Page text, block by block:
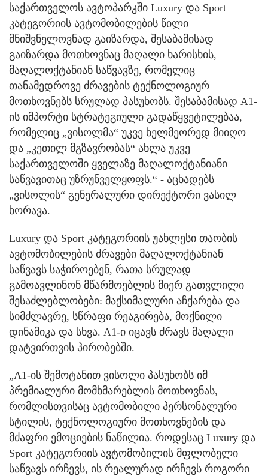
საქართველოს ავტოპარკში Luxury და Sport
კატეგორიის ავტომობილების წილი
მნიშვნელოვნად გაიზარდა, შესაბამისად
გაიზარდა მოთხოვნაც მაღალი ხარისხის,
მაღალოქტანიან საწვავზე, რომელიც
თანამედროვე ძრავების ტექნოლოგიურ
მოთხოვნებს სრულად პასუხობს. შესაბამისად A1-
ის იმპორტი სტრატეგიული გადაწყვეტილებაა,
რომელიც „ვისოლმა“ უკვე ხელმეორედ მიიღო
და „კეთილ მგზავრობას“ ახლა უკვე
საქართველოში ყველაზე მაღალოქტანიანი
საწვავითაც უზრუნველყოფს.“ - აცხადებს
„ვისოლის“ გენერალური დირექტორი ვასილ
ხორავა.
Luxury და Sport კატეგორიის უახლესი თაობის
ავტომობილების ძრავები მაღალოქტანიან
საწვავს საჭიროებენ, რათა სრულად
გამოავლინონ მწარმოებლის მიერ გათვლილი
შესაძლებლობები: მაქსიმალური აჩქარება და
სიმძლავრე, სწრაფი რეაგირება, მოქნილი
დინამიკა და სხვა. A1-ი იცავს ძრავს მაღალი
დატვირთვის პირობებში.
„A1-ის შემოტანით ვისოლი პასუხობს იმ
პრემიალური მომხმარებლის მოთხოვნას,
რომლისთვისაც ავტომობილი პერსონალური
სტილის, ტექნოლოგიური მოთხოვნების და
მძაფრი ემოციების ნაწილია. როდესაც Luxury და
Sport კატეგორიის ავტომობილის მფლობელი
საწვავს ირჩევს, ის რეალურად ირჩევს როგორი